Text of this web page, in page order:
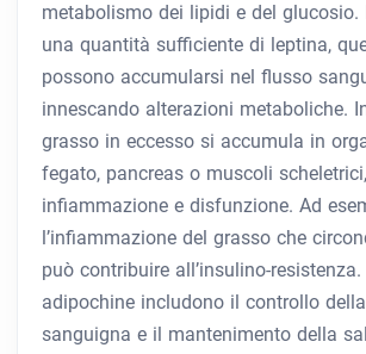
metabolismo dei lipidi e del glucosio.
una quantità sufficiente di leptina,
possono accumularsi nel flusso
innescando alterazioni metaboliche.
grasso in eccesso si accumula in
fegato, pancreas o muscoli
infiammazione e disfunzione. Ad
l’infiammazione del grasso che
può contribuire all’insulino-
adipochine includono il controllo
sanguigna e il mantenimento della